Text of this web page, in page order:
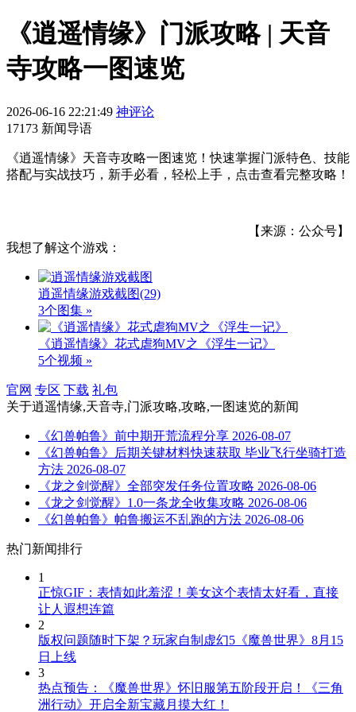
《逍遥情缘》门派攻略 | 天音
寺攻略一图速览
2026-06-16 22:21:49 神评论
17173 新闻导语
《逍遥情缘》天音寺攻略一图速览！快速掌握门派特色、技能
搭配与实战技巧，新手必看，轻松上手，点击查看完整攻略！
【来源：公众号】
我想了解这个游戏：
逍遥情缘游戏截图(29)
3个图集 »
《逍遥情缘》花式虐狗MV之《浮生一记》
5个视频 »
官网 专区 下载 礼包
关于逍遥情缘,天音寺,门派攻略,攻略,一图速览的新闻
《幻兽帕鲁》前中期开荒流程分享 2026-08-07
《幻兽帕鲁》后期关键材料快速获取 毕业飞行坐骑打造
方法 2026-08-07
《龙之剑觉醒》全部突发任务位置攻略 2026-08-06
《龙之剑觉醒》1.0一条龙全收集攻略 2026-08-06
《幻兽帕鲁》帕鲁搬运不乱跑的方法 2026-08-06
热门新闻排行
1
正惊GIF：表情如此羞涩！美女这个表情太好看，直接
让人遐想连篇
2
版权问题随时下架？玩家自制虚幻5《魔兽世界》8月15
日上线
3
热点预告：《魔兽世界》怀旧服第五阶段开启！《三角
洲行动》开启全新宝藏月摸大红！